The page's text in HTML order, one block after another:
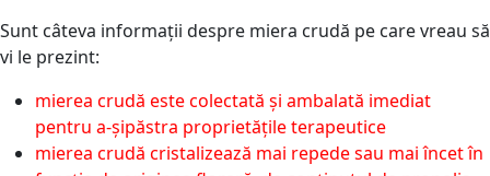
Sunt câteva informații despre miera crudă pe care vreau să
vi le prezint:
mierea crudă este colectată și ambalată imediat
pentru a-șipăstra proprietățile terapeutice
mierea crudă cristalizează mai repede sau mai încet în